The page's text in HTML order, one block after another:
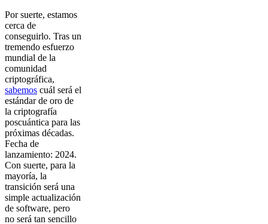
Por suerte, estamos
cerca de
conseguirlo. Tras un
tremendo esfuerzo
mundial de la
comunidad
criptográfica,
sabemos cuál será el
estándar de oro de
la criptografía
poscuántica para las
próximas décadas.
Fecha de
lanzamiento: 2024.
Con suerte, para la
mayoría, la
transición será una
simple actualización
de software, pero
no será tan sencillo